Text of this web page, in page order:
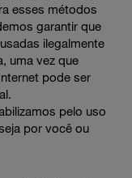
esses métodos
garantir que
ilegalmente
uma vez que
pode ser
pelo uso
por você ou